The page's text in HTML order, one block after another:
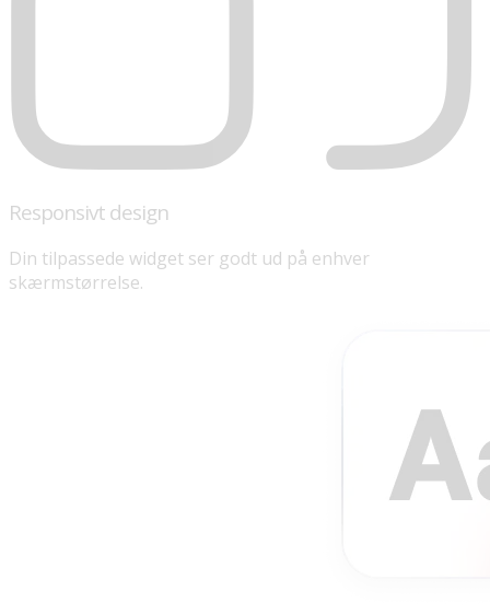
Responsivt design
Din tilpassede widget ser godt ud på enhver
skærmstørrelse.